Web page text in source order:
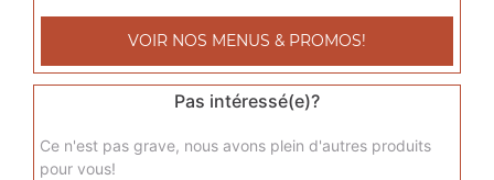
VOIR NOS MENUS & PROMOS!
Pas intéressé(e)?
Ce n'est pas grave, nous avons plein d'autres produits
pour vous!